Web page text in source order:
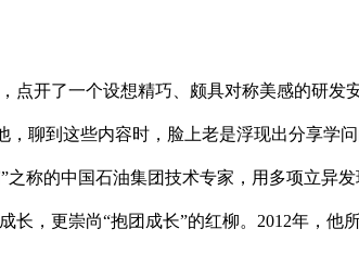
开了一个设想精巧、颇具对称美感的研发
聊到这些内容时，脸上老是浮现出分享学
称的中国石油集团技术专家，用多项立异
，更崇尚“抱团成长”的红柳。2012年，他